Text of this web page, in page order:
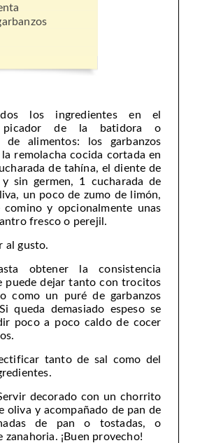
los ingredientes en el
picador de la batidora o
de alimentos: los garbanzos
remolacha cocida cortada en
de tahína, el diente de
sin germen, 1 cucharada de
un poco de zumo de limón,
comino y opcionalmente unas
fresco o perejil.
al gusto.
obtener la consistencia
puede dejar tanto con trocitos
como un puré de garbanzos
queda demasiado espeso se
poco a poco caldo de cocer
tanto de sal como del
decorado con un chorrito
oliva y acompañado de pan de
de pan o tostadas, o
zanahoria. ¡Buen provecho!